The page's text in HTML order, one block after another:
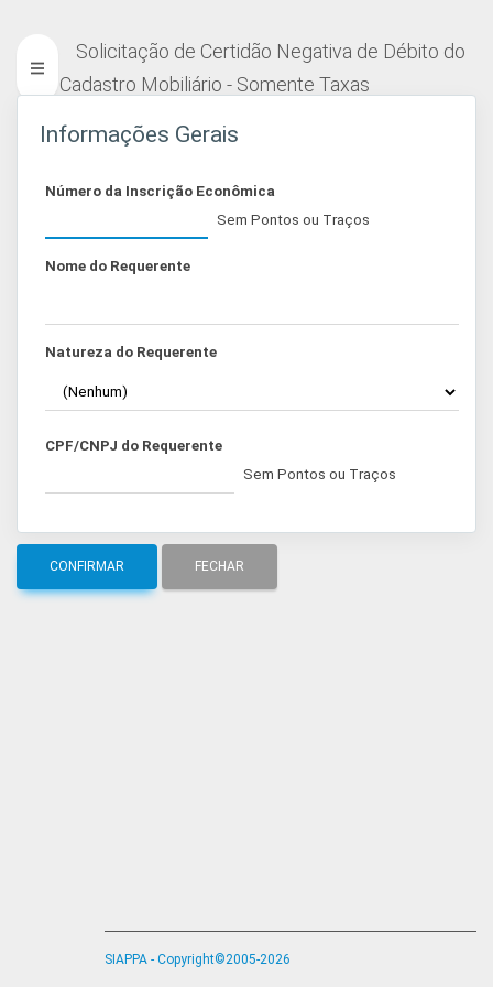
Solicitação de Certidão Negativa de Débito do
Cadastro Mobiliário - Somente Taxas
Informações Gerais
Número da Inscrição Econômica
Sem Pontos ou Traços
Nome do Requerente
Natureza do Requerente
CPF/CNPJ do Requerente
Sem Pontos ou Traços
SIAPPA - Copyright©2005-2026